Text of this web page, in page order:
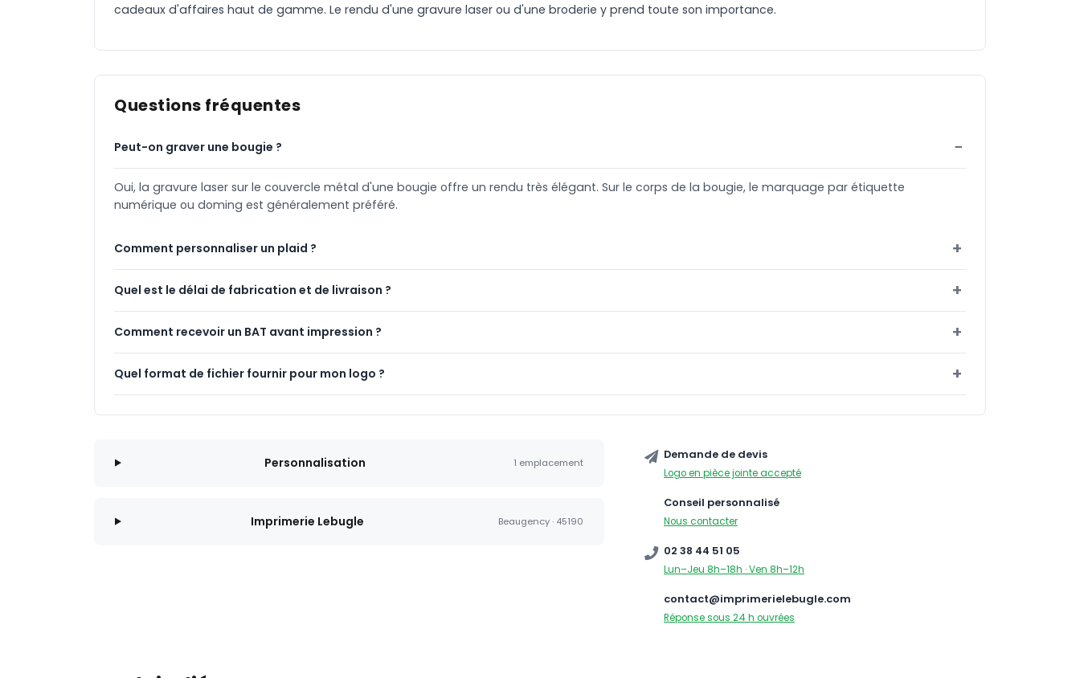
cadeaux d'affaires haut de gamme. Le rendu d'une gravure laser ou d'une broderie y prend toute son importance.
Questions fréquentes
Peut-on graver une bougie ?
Oui, la gravure laser sur le couvercle métal d'une bougie offre un rendu très élégant. Sur le corps de la bougie, le marquage par étiquette
numérique ou doming est généralement préféré.
Comment personnaliser un plaid ?
Quel est le délai de fabrication et de livraison ?
Comment recevoir un BAT avant impression ?
Quel format de fichier fournir pour mon logo ?
Personnalisation 1 emplacement
Imprimerie Lebugle Beaugency · 45190
Demande de devis
Logo en pièce jointe accepté
Conseil personnalisé
Nous contacter
02 38 44 51 05
Lun–Jeu 8h–18h · Ven 8h–12h
contact@imprimerielebugle.com
Réponse sous 24 h ouvrées